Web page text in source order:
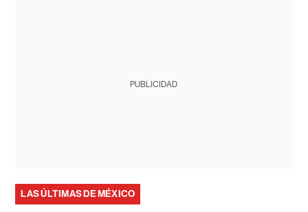
PUBLICIDAD
LAS ÚLTIMAS DE MÉXICO